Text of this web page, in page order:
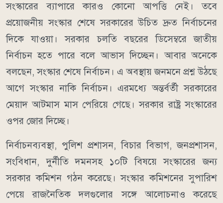
সংস্কারের ব্যাপারে কারও কোনো আপত্তি নেই। তবে
প্রয়োজনীয় সংস্কার শেষে সরকারের উচিত দ্রুত নির্বাচনের
দিকে যাওয়া। সরকার চলতি বছরের ডিসেম্বরে জাতীয়
নির্বাচন হতে পারে বলে আভাস দিচ্ছেন। আবার অনেকে
বলছেন, সংস্কার শেষে নির্বাচন। এ অবস্থায় জনমনে প্রশ্ন উঠছে
আগে সংস্কার নাকি নির্বাচন। এরমধ্যে অন্তর্বর্তী সরকারের
মেয়াদ আটমাস মাস পেরিয়ে গেছে। সরকার রাষ্ট্র সংস্কারের
ওপর জোর দিচ্ছে।
নির্বাচনব্যবস্থা, পুলিশ প্রশাসন, বিচার বিভাগ, জনপ্রশাসন,
সংবিধান, দুর্নীতি দমনসহ ১০টি বিষয়ে সংস্কারের জন্য
সরকার কমিশন গঠন করেছে। সংস্কার কমিশনের সুপারিশ
পেয়ে রাজনৈতিক দলগুলোর সঙ্গে আলোচনাও করেছে